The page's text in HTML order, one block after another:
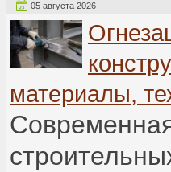
05 августа 2026
материалы,